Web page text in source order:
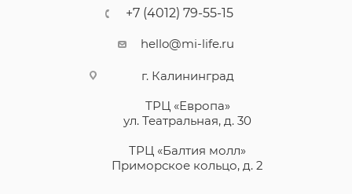
+7 (4012) 79-55-15
hello@mi-life.ru
г. Калининград
ТРЦ «Европа»
ул. Театральная, д. 30
ТРЦ «Балтия молл»
Приморское кольцо, д. 2